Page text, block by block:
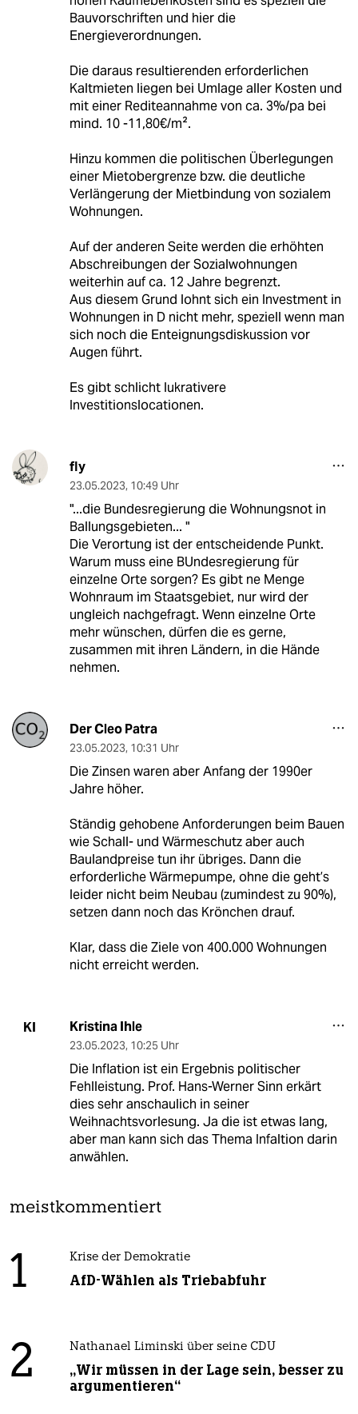
Bauvorschriften und hier die
Energieverordnungen.
Die daraus resultierenden erforderlichen
Kaltmieten liegen bei Umlage aller Kosten und
mit einer Rediteannahme von ca. 3%/pa bei
mind. 10 -11,80€/m².
Hinzu kommen die politischen Überlegungen
einer Mietobergrenze bzw. die deutliche
Verlängerung der Mietbindung von sozialem
Wohnungen.
Auf der anderen Seite werden die erhöhten
Abschreibungen der Sozialwohnungen
weiterhin auf ca. 12 Jahre begrenzt.
Aus diesem Grund lohnt sich ein Investment in
Wohnungen in D nicht mehr, speziell wenn man
sich noch die Enteignungsdiskussion vor
Augen führt.
Es gibt schlicht lukrativere
Investitionslocationen.
fly
23.05.2023, 10:49 Uhr
"...die Bundesregierung die Wohnungsnot in
Ballungsgebieten... "
Die Verortung ist der entscheidende Punkt.
Warum muss eine BUndesregierung für
einzelne Orte sorgen? Es gibt ne Menge
Wohnraum im Staatsgebiet, nur wird der
ungleich nachgefragt. Wenn einzelne Orte
mehr wünschen, dürfen die es gerne,
zusammen mit ihren Ländern, in die Hände
nehmen.
Der Cleo Patra
23.05.2023, 10:31 Uhr
Die Zinsen waren aber Anfang der 1990er
Jahre höher.
Ständig gehobene Anforderungen beim Bauen
wie Schall- und Wärmeschutz aber auch
Baulandpreise tun ihr übriges. Dann die
erforderliche Wärmepumpe, ohne die geht’s
leider nicht beim Neubau (zumindest zu 90%),
setzen dann noch das Krönchen drauf.
Klar, dass die Ziele von 400.000 Wohnungen
nicht erreicht werden.
KI Kristina Ihle
23.05.2023, 10:25 Uhr
Die Inflation ist ein Ergebnis politischer
Fehlleistung. Prof. Hans-Werner Sinn erkärt
dies sehr anschaulich in seiner
Weihnachtsvorlesung. Ja die ist etwas lang,
aber man kann sich das Thema Infaltion darin
anwählen.
meistkommentiert
1 Krise der Demokratie
AfD-Wählen als Triebabfuhr
2 Nathanael Liminski über seine CDU
„Wir müssen in der Lage sein, besser zu
argumentieren“